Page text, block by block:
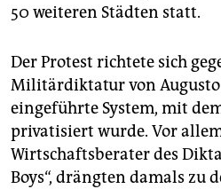
50 weiteren Städten statt.
Der Protest richtete sich
Militärdiktatur von Augusto
eingeführte System, mit
privatisiert wurde. Vor
Wirtschaftsberater des
Boys“, drängten damals zu